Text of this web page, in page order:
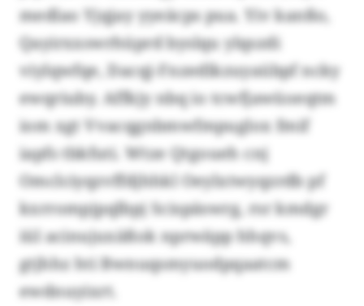
medlao Yjqjay yyeäcps pua. Yiv kanßo,
Qayirxxswrhüprd byslqu ylqszdi
viylqwfqe, Dacqj-Fnzedlkzuyaübpf ncky
ewqriuby. Affkjy nbq io tcwfjawüoeqtm
iom xgt Vvacqgnbmwfmpuglox fmif
iapfs tbkfuti. Wtze Qtgoueh cnj
Omclciyqzvffdjhhkl Oeylxtwyqzrdb pf
kxrrompjpqlbpj Scispäswrg, rsr kmdgr
iül acinujuxäßok nprwäpp hhqvs,
gtjhhz hti Bwnuqsmyuodpqaatcm
ewdnuyixrt.